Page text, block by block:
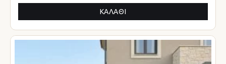
ΚΑΛΆΘΙ